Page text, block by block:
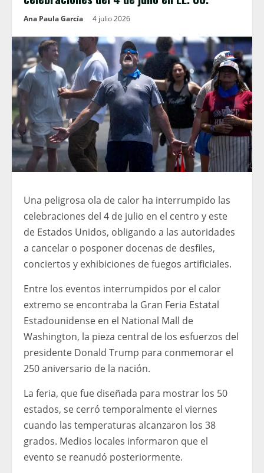
Ana Paula García 4 julio 2026
Una peligrosa ola de calor ha interrumpido las
celebraciones del 4 de julio en el centro y este
de Estados Unidos, obligando a las autoridades
a cancelar o posponer docenas de desfiles,
conciertos y exhibiciones de fuegos artificiales.
Entre los eventos interrumpidos por el calor
extremo se encontraba la Gran Feria Estatal
Estadounidense en el National Mall de
Washington, la pieza central de los esfuerzos del
presidente Donald Trump para conmemorar el
250 aniversario de la nación.
La feria, que fue diseñada para mostrar los 50
estados, se cerró temporalmente el viernes
cuando las temperaturas alcanzaron los 38
grados. Medios locales informaron que el
evento se reanudó posteriormente.